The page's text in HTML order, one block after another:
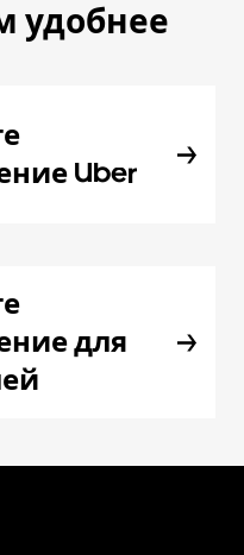
удобнее
Uber
для